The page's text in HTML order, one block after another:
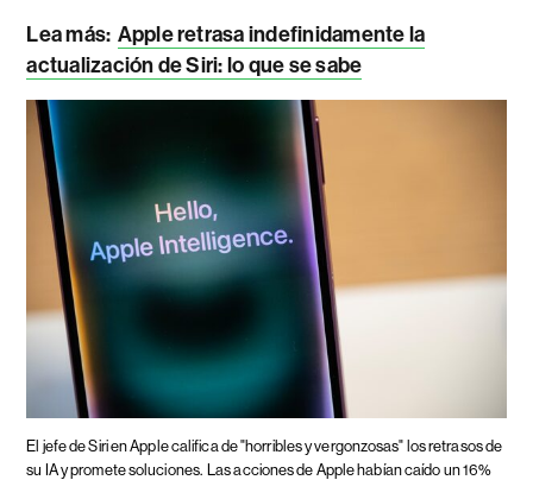
Lea más: Apple retrasa indefinidamente la
actualización de Siri: lo que se sabe
El jefe de Siri en Apple califica de "horribles y vergonzosas" los retrasos de
su IA y promete soluciones.
Las acciones de Apple habían caído un 16%